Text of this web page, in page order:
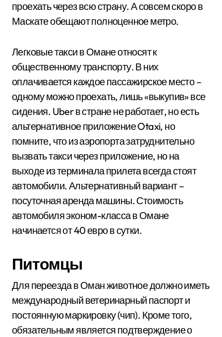
проехать через всю страну. А совсем скоро в
Маскате обещают полноценное метро.
Легковые такси в Омане относят к
общественному транспорту. В них
оплачивается каждое пассажирское место –
одному можно проехать, лишь «выкупив» все
сидения. Uber в стране не работает, но есть
альтернативное приложение Otaxi, но
помните, что из аэропорта затруднительно
вызвать такси через приложение, но на
выходе из терминала прилета всегда стоят
автомобили. Альтернативный вариант –
посуточная аренда машины. Стоимость
автомобиля эконом-класса в Омане
начинается от 40 евро в сутки.
Питомцы
Для переезда в Оман животное должно иметь
международный ветеринарный паспорт и
постоянную маркировку (чип). Кроме того,
обязательным является подтверждение о